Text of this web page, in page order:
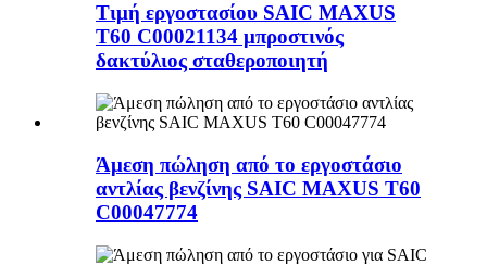
Τιμή εργοστασίου SAIC MAXUS
T60 C00021134 μπροστινός
δακτύλιος σταθεροποιητή
Άμεση πώληση από το εργοστάσιο
αντλίας βενζίνης SAIC MAXUS T60
C00047774